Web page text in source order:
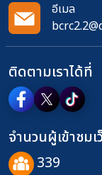
อีเมล
ติดตามเราได้ที่
จำนวนผู้เข้าชม
339